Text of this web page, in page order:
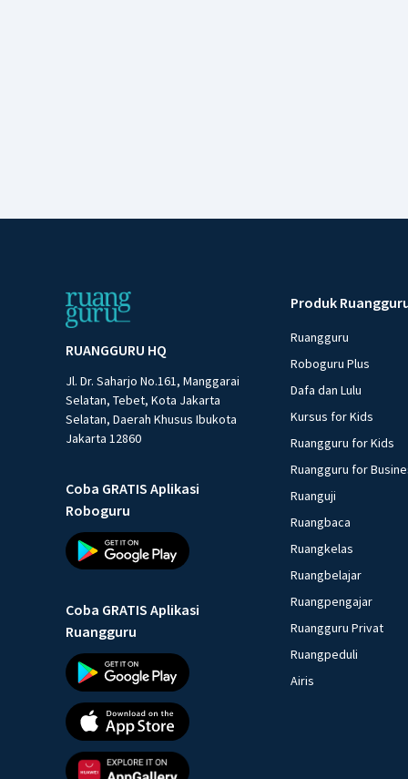
RUANGGURU HQ
Jl. Dr. Saharjo No.161, Manggarai
Selatan, Tebet, Kota Jakarta
Selatan, Daerah Khusus Ibukota
Jakarta 12860
Coba GRATIS Aplikasi
Roboguru
Coba GRATIS Aplikasi
Ruangguru
Produk
Ruangguru
Roboguru Plus
Dafa dan Lulu
Kursus for Kids
Ruangguru for Kids
Ruangguru for
Ruanguji
Ruangbaca
Ruangkelas
Ruangbelajar
Ruangpengajar
Ruangguru Privat
Ruangpeduli
Airis